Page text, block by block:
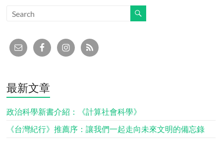
最新文章
政治科學新書介紹：《計算社會科學》
《台灣紀行》推薦序：讓我們一起走向未來文明的備忘錄